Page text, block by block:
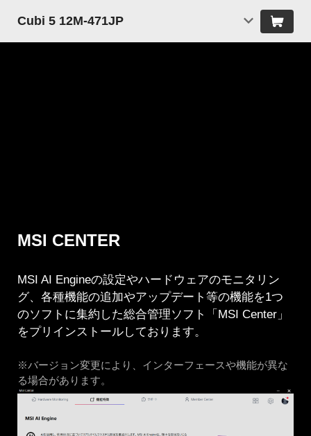
Cubi 5 12M-471JP
MSI CENTER
MSI AI Engineの設定やハードウェアのモニタリン
グ、各種機能の追加やアップデート等の機能を1つ
のソフトに集約した総合管理ソフト「MSI Center」
をプリインストールしております。
※バージョン変更により、インターフェースや機能が異な
る場合があります。